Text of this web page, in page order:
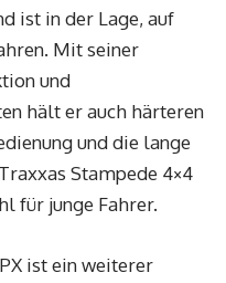
ist in der Lage, auf
Mit seiner
und
hält er auch härteren
und die lange
Stampede 4×4
für junge Fahrer.
ist ein weiterer